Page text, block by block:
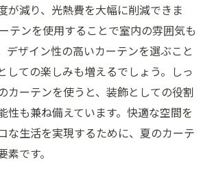
が減り、光熱費を大幅に削減できま
テンを使用することで室内の雰囲気も
デザイン性の高いカーテンを選ぶこと
しての楽しみも増えるでしょう。しっ
カーテンを使うと、装飾としての役割
性も兼ね備えています。快適な空間を
な生活を実現するために、夏のカーテ
です。